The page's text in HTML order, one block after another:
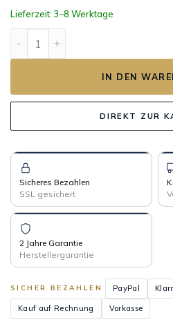
Lieferzeit: 3–8 Werktage
IN DEN
DIREKT ZUR
Sicheres Bezahlen
SSL gesichert
2 Jahre Garantie
Herstellergarantie
SICHER BEZAHLEN PayPal
Kauf auf Rechnung Vorkasse